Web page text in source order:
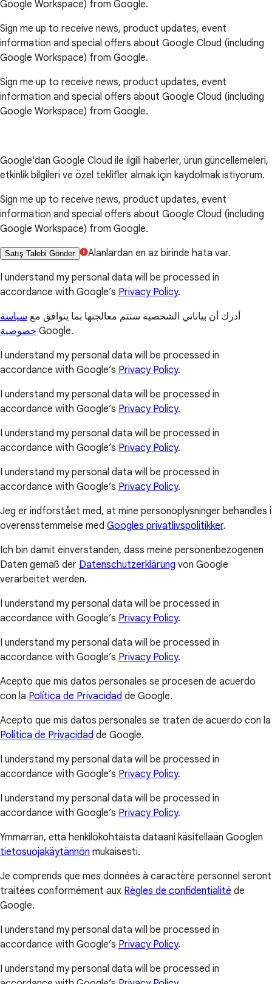
Google Workspace) from Google.
Sign me up to receive news, product updates, event
information and special offers about Google Cloud (including
Google Workspace) from Google.
Sign me up to receive news, product updates, event
information and special offers about Google Cloud (including
Google Workspace) from Google.
Google'dan Google Cloud ile ilgili haberler, ürün güncellemeleri,
etkinlik bilgileri ve özel teklifler almak için kaydolmak istiyorum.
Sign me up to receive news, product updates, event
information and special offers about Google Cloud (including
Google Workspace) from Google.
Satış Talebi Gönder
Alanlardan en az birinde hata var.
I understand my personal data will be processed in
accordance with Google’s Privacy Policy.
أدرك أن بياناتي الشخصية ستتم معالجتها بما يتوافق مع سياسة
خصوصية Google.
I understand my personal data will be processed in
accordance with Google’s Privacy Policy.
I understand my personal data will be processed in
accordance with Google’s Privacy Policy.
I understand my personal data will be processed in
accordance with Google’s Privacy Policy.
I understand my personal data will be processed in
accordance with Google’s Privacy Policy.
Jeg er indforstået med, at mine personoplysninger behandles i
overensstemmelse med Googles privatlivspolitikker.
Ich bin damit einverstanden, dass meine personenbezogenen
Daten gemäß der Datenschutzerklärung von Google
verarbeitet werden.
I understand my personal data will be processed in
accordance with Google’s Privacy Policy.
I understand my personal data will be processed in
accordance with Google’s Privacy Policy.
Acepto que mis datos personales se procesen de acuerdo
con la Política de Privacidad de Google.
Acepto que mis datos personales se traten de acuerdo con la
Política de Privacidad de Google.
I understand my personal data will be processed in
accordance with Google’s Privacy Policy.
I understand my personal data will be processed in
accordance with Google’s Privacy Policy.
Ymmärrän, että henkilökohtaista dataani käsitellään Googlen
tietosuojakäytännön mukaisesti.
Je comprends que mes données à caractère personnel seront
traitées conformément aux Règles de confidentialité de
Google.
I understand my personal data will be processed in
accordance with Google’s Privacy Policy.
I understand my personal data will be processed in